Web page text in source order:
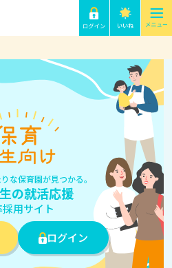
な保育園が見つかる。
の就活応援
用サイト
ログイン